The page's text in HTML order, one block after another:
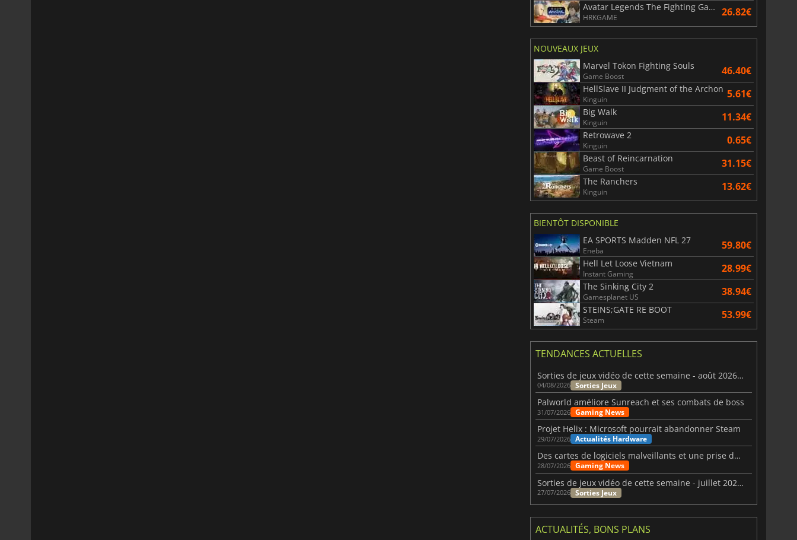
Avatar Legends The Fighting Game
HRKGAME 26.82€
NOUVEAUX JEUX
Marvel Tokon Fighting Souls
Game Boost 46.40€
HellSlave II Judgment of the Archon
Kinguin 5.61€
Big Walk
Kinguin 11.34€
Retrowave 2
Kinguin 0.65€
Beast of Reincarnation
Game Boost 31.15€
The Ranchers
Kinguin 13.62€
BIENTÔT DISPONIBLE
EA SPORTS Madden NFL 27
Eneba 59.80€
Hell Let Loose Vietnam
Instant Gaming 28.99€
The Sinking City 2
Gamesplanet US 38.94€
STEINS;GATE RE BOOT
Steam 53.99€
TENDANCES ACTUELLES
Sorties de jeux vidéo de cette semaine - août 2026 (semaine 32)
04/08/2026 Sorties Jeux
Palworld améliore Sunreach et ses combats de boss
31/07/2026 Gaming News
Projet Helix : Microsoft pourrait abandonner Steam
29/07/2026 Actualités Hardware
Des cartes de logiciels malveillants et une prise de contrôle de Discord ont touché Meccha Chameleon
28/07/2026 Gaming News
Sorties de jeux vidéo de cette semaine - juillet 2026 (semaine 31)
27/07/2026 Sorties Jeux
ACTUALITÉS, BONS PLANS